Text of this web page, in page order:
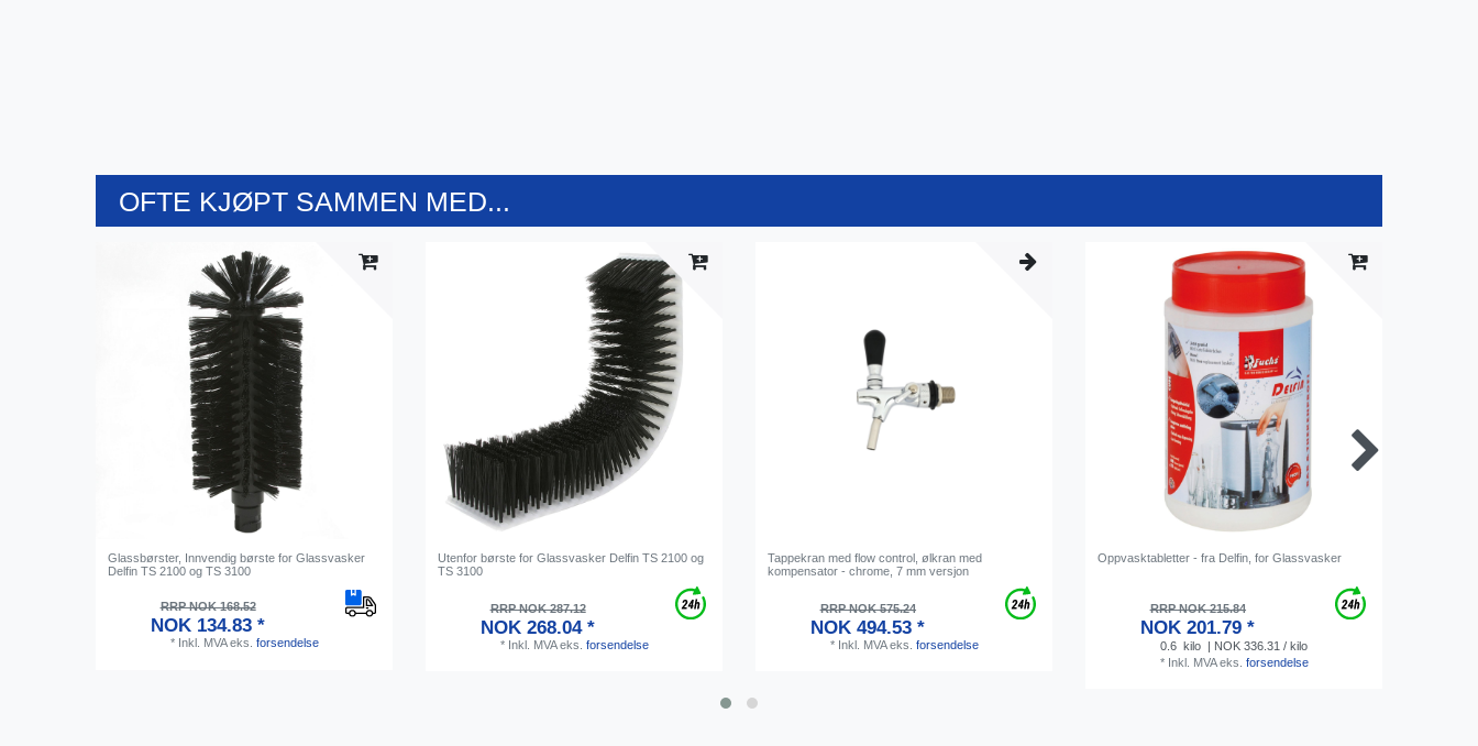
OFTE KJØPT SAMMEN MED...
Glassbørster, Innvendig børste for Glassvasker
Delfin TS 2100 og TS 3100
RRP NOK 168.52
NOK 134.83 *
* Inkl. MVAeks. forsendelse
Utenfor børste for Glassvasker Delfin TS 2100 og
TS 3100
RRP NOK 287.12
NOK 268.04 *
* Inkl. MVAeks. forsendelse
Tappekran med flow control, ølkran med
kompensator - chrome, 7 mm versjon
RRP NOK 575.24
NOK 494.53 *
* Inkl. MVAeks. forsendelse
Oppvasktabletter - fra Delfin, for Glassvasker
RRP NOK 215.84
NOK 201.79 *
0.6 kilo | NOK 336.31 / kilo
* Inkl. MVAeks. forsendelse